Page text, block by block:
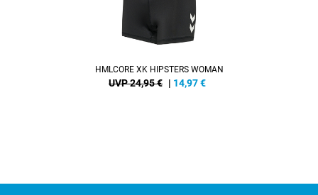
HMLCORE XK HIPSTERS WOMAN
UVP 24,95 € | 14,97€